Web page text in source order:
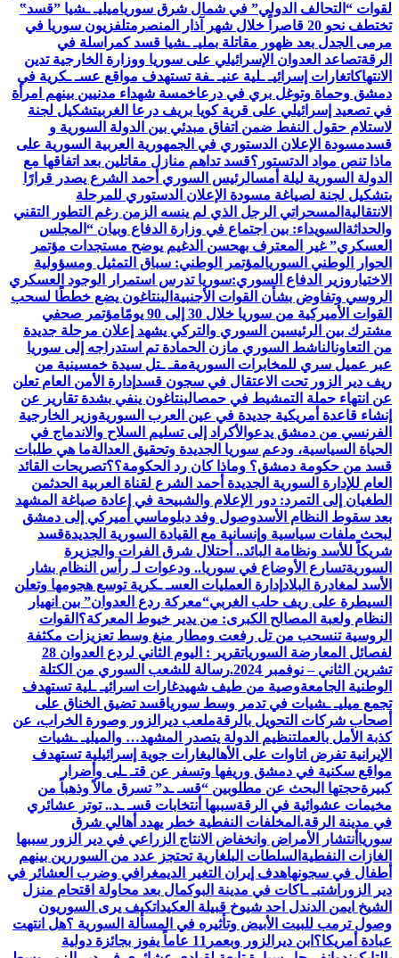
لقوات “التحالف الدولي” في شمال شرق سورياميليـ ـشيا ”قسد‟
تختطف نحو 20 قاصراً خلال شهر آذار المنصرم
تلفزيون سوريا في
مرمى الجدل بعد ظهور مقاتلة بمليـ ـشيا قسد كمراسلة في
الرقةتصاعد العدوان الإسرائيلي على سوريا ووزارة الخارجية تدين
الانتهاكاتغارات إسرائيـ ـلية عنيـ ـفة تستهدف مواقع عسـ ـكرية في
دمشق وحماة وتوغل بري في درعاخمسة شهداء مدنيين بينهم امرأة
في تصعيد إسرائيلي على قرية كويا بريف درعا الغربيتشكيل لجنة
لاستلام حقول النفط ضمن اتفاق مبدئي بين الدولة السورية و
قسدمسودة الإعلان الدستوري في الجمهورية العربية السورية على
ماذا تنص مواد الدتستور؟قسد تداهم منازل مقاتلين بعد اتفاقها مع
الدولة السورية ليلة أمسالرئيس السوري أحمد الشرع يصدر قرارًا
بتشكيل لجنة لصياغة مسودة الإعلان الدستوري للمرحلة
الانتقالية المسحراتي الرجل الذي لم ينسه الزمن رغم التطور التقني
والحداثة السويداء: بين اجتماع في وزارة الدفاع وبيان “المجلس
العسكري” غير المعترف بهحسن الدغيم يوضح مستجدات مؤتمر
الحوار الوطني السوريالمؤتمر الوطني: سباق التمثيل ومسؤولية
الاختيار وزير الدفاع السوري:سوريا تدرس استمرار الوجود العسكري
الروسي وتفاوض بشأن القوات الأجنبية البنتاغون يضع خططًا لسحب
القوات الأميركية من سوريا خلال 30 إلى 90 يومًا
مؤتمر صحفي
مشترك بين الرئيسين السوري والتركي يشهد إعلان مرحلة جديدة
من التعاونالناشط السوري مازن الحمادة تم استدراجه إلى سوريا
عبر عميل سري للمخابرات السوريةمقـ ـتل سيدة خمسينية من
ريف دير الزور تحت الاعتقال في سجون قسد إدارة الأمن العام تعلن
عن انتهاء حملة التمشيط في حمصالبنتاغون ينفي بشدة تقارير عن
إنشاء قاعدة أمريكية جديدة في عين العرب السوريةوزير الخارجية
الفرنسي من دمشق يدعوالأكراد إلى تسليم السلاح والاندماج في
الحياة السياسية، ودعم سوريا الجديدة وتحقيق العدالةما هي طلبات
قسد من حكومة دمشق؟ وماذا كان رد الحكومة؟؟تصريحات القائد
العام للإدارة السورية الجديدة أحمد الشرع لقناة العربية الحدثمن
الطغيان إلى التمرد: دور الإعلام والشبيحة في إعادة صياغة المشهد
بعد سقوط النظام الأسدوصول وفد دبلوماسي أميركي إلى دمشق
لبحث ملفات سياسية وإنسانية مع القيادة السورية الجديدةقسد
شريكاً للأسد ونظامة البائد.. أحتلال شرق الفرات والجزيرة
السوريةتسارع الأوضاع في سوريا.. ودعوات لـ رأس النظام بشار
الأسد لمغادرة البلاد إدارة العمليات العسـ ـكرية توسع هجومها وتعلن
السيطرة على ريف حلب الغربي“معركة ردع العدوان” بين انهيار
النظام ولعبة المصالح الكبرى: من يدير خيوط المعركة؟ القوات
الروسية تنسحب من تل رفعت ومطار منغ وسط تعزيزات مكثفة
لفصائل المعارضة السوريا
تقرير : اليوم الثاني لردع العدوان 28
تشرين الثاني – نوفمبر 2024.
رسالة للشعب السوري من الكتلة
الوطنية الجامعةوصية من طيف شهيدغارات اسرائيـ ـلية تستهدف
تجمع ميليـ ـشيات في تدمر وسط سورياقسد تضيق الخناق على
أصحاب شركات التحويل بالرقةملعب ديرالزور وصورة الخراب، عن
كذبة الأمل بالعملتنظيم الدولة يتصدر المشهد… والميليـ ـشيات
الإيرانية تفرض اتاوات على الأهاليغارات جوية إسرائيلية تستهدف
مواقع سكنية في دمشق وريفها وتسفر عن قتـ ـلى وأضرار
كبيرةحجتها البحث عن مطلوبين “قسـ ـد” تسرق مالاً وذهباً من
مخيمات عشوائية في الرقةسببها أنتخابات قسـ ـد.. توتر عشائري
في مدينة الرقة. المخلفات النفطية خطر يهدد أهالي شرق
سوريا أنتشار الأمراض وانخفاض الانتاج الزراعي في دير الزور سببها
الغازات النفطية السلطات البلغارية تحتجز عدد من السوررين بينهم
أطفال في سجونهاهدف إيران التغير الديمغرافي وضرب العشائر في
دير الزور اشتبـ ـاكات في مدينة البوكمال بعد محاولة اقتحام منزل
الشيخ ايمن الدندل احد شيوخ قبيلة العكيداتكيف يرى السوريون
وصول ترمب للبيت الأبيض وتأثيره في المسألة السورية ؟هل انتهت
عبادة أمريكا؟
ابن ديرالزور وبعمر11 عاماً يفوز بجائزة دولية